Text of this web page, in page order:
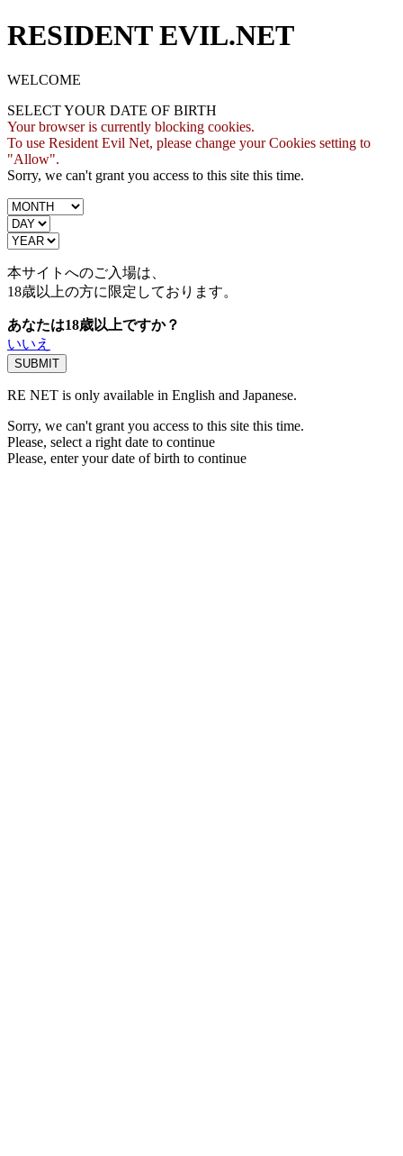
RESIDENT EVIL.NET
WELCOME
SELECT YOUR DATE OF BIRTH
Your browser is currently blocking cookies.
To use Resident Evil Net, please change your Cookies setting to
"Allow".
Sorry, we can't grant you access to this site this time.
本サイトへのご入場は、
18歳以上の方に限定しております。
あなたは18歳以上ですか？
いいえ
RE NET is only available in English and Japanese.
Sorry, we can't grant you access to this site this time.
Please, select a right date to continue
Please, enter your date of birth to continue